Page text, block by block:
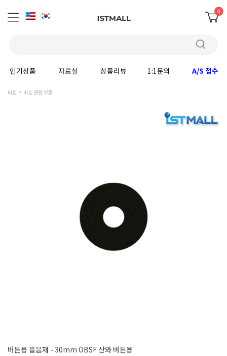
0
인기상품 자료실 상품리뷰 1:1문의 A/S 접수
버튼 버튼 관련 부품
버튼용 흡음재 - 30mm OBSF 산와 버튼용